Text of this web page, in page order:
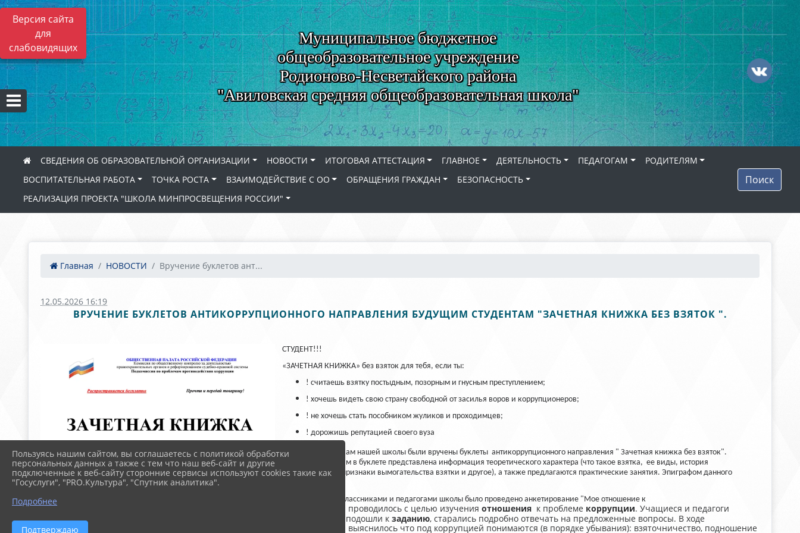
Версия сайта
для
слабовидящих
Муниципальное бюджетное
общеобразовательное учреждение
Родионово-Несветайского района
"Авиловская средняя общеобразовательная школа"
СВЕДЕНИЯ ОБ ОБРАЗОВАТЕЛЬНОЙ ОРГАНИЗАЦИИ НОВОСТИ ИТОГОВАЯ АТТЕСТАЦИЯ ГЛАВНОЕ ДЕЯТЕЛЬНОСТЬ ПЕДАГОГАМ
РОДИТЕЛЯМ
ВОСПИТАТЕЛЬНАЯ РАБОТА
ТОЧКА РОСТА ВЗАИМОДЕЙСТВИЕ С ОО ОБРАЩЕНИЯ ГРАЖДАН
БЕЗОПАСНОСТЬ
РЕАЛИЗАЦИЯ ПРОЕКТА "ШКОЛА МИНПРОСВЕЩЕНИЯ РОССИИ"
Поиск
Главная НОВОСТИ Вручение буклетов ант...
12.05.2026 16:19
ВРУЧЕНИЕ БУКЛЕТОВ АНТИКОРРУПЦИОННОГО НАПРАВЛЕНИЯ БУДУЩИМ СТУДЕНТАМ "ЗАЧЕТНАЯ КНИЖКА БЕЗ ВЗЯТОК ".
СТУДЕНТ!!!
«ЗАЧЕТНАЯ КНИЖКА» без взяток для тебя, если ты:
! считаешь взятку постыдным, позорным и гнусным преступлением;
! хочешь видеть свою страну свободной от засилья воров и коррупционеров;
! не хочешь стать пособником жуликов и проходимцев;
! дорожишь репутацией своего вуза
12 мая выпускникам нашей школы были вручены буклеты антикоррупционного направления " Зачетная книжка без взяток".
Будущим студентам в буклете представлена информация теоретического характера (что такое взятка, ее виды, история
взяточничества, признаки вымогательства взятки и другое), а также предлагаются практические занятия. Эпиграфом данного
Также со старшеклассниками и педагогами школы было проведено анкетирование "Мое отношение к
проводилось с целью изучения отношенияк проблеме коррупции. Учащиеся и педагоги
добросовестно подошли к заданию, старались подробно отвечать на предложенные вопросы. В ходе
анкетирования выяснилось что под коррупцией понимаются (в порядке убывания): взяточничество, подношение
Пользуясь нашим сайтом, вы соглашаетесь с политикой обработки
персональных данных а также с тем что наш веб-сайт и другие
подключенные к веб-сайту сторонние сервисы используют cookies такие как
"Госуслуги", "PRO.Культура", "Спутник аналитика".
Подробнее
Подтверждаю